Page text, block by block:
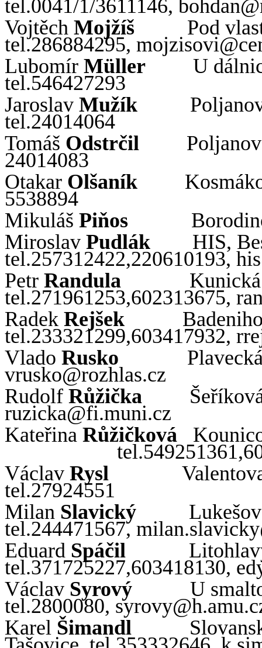
tel.0041/1/3611146, bohdan@
Vojtěch Mojžíš Pod
tel.286884295, mojzisovi
Lubomír Müller U
tel.546427293
Jaroslav Mužík
tel.24014064
Tomáš Odstrčil
24014083
Otakar Olšaník
5538894
Mikuláš Piňos
Miroslav Pudlák HIS,
tel.257312422,220610193,
Petr Randula Kunická
tel.271961253,602313675,
Radek Rejšek
tel.233321299,603417932,
Vlado Rusko
vrusko@rozhlas.cz
Rudolf Růžička
ruzicka@fi.muni.cz
Kateřina Růžičková
Václav Rysl
tel.27924551
Milan Slavický
tel.244471567, milan.slavicky
Eduard Spáčil
tel.371725227,603418130,
Václav Syrový U
tel.2800080, syrovy@h.amu.
Karel Šimandl